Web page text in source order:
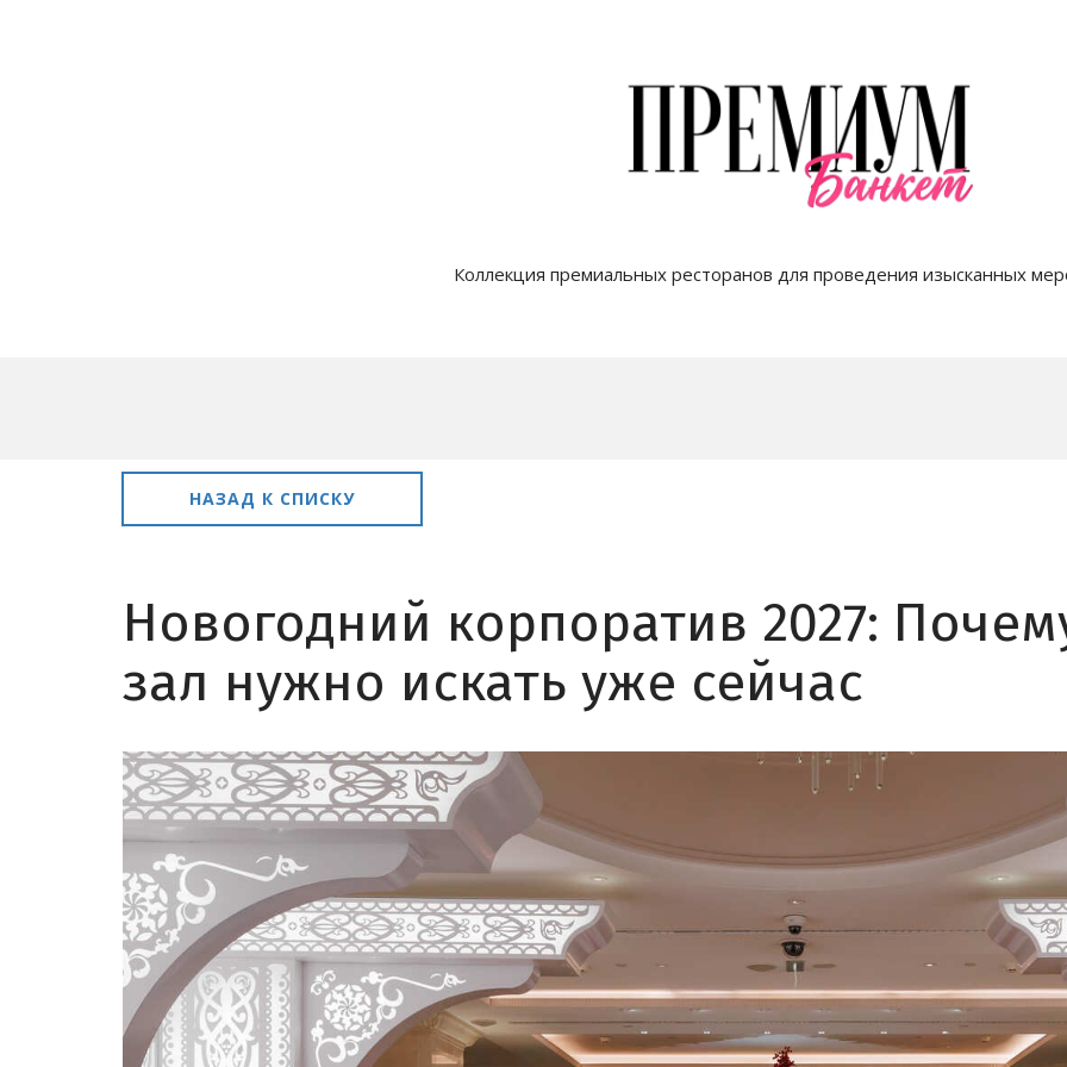
Коллекция премиальных ресторанов для проведения изысканных
НАЗАД К СПИСКУ
Новогодний корпоратив 2027:
зал нужно искать уже сейчас